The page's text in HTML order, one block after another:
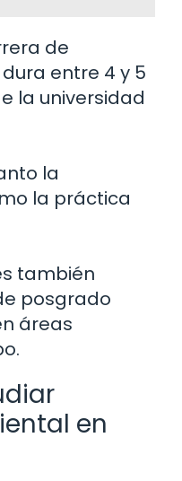
de
entre 4 y 5
la universidad
la
la práctica
también
posgrado
áreas
en